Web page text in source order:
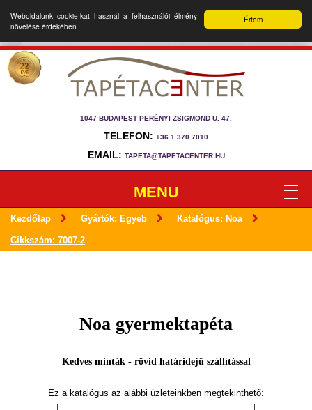
Értem
Weboldalunk cookie-kat használ a felhasználói élmény
növelése érdekében
1047 BUDAPEST PERÉNYI ZSIGMOND U. 47.
TELEFON: +36 1 370 7010
EMAIL: TAPETA@TAPETACENTER.HU
MENU
Kezdőlap Gyártók: Egyeb Katalógus: Noa
Cikkszám: 7007-2
Noa gyermektapéta
Kedves minták - rövid határidejű szállítással
Ez a katalógus az alábbi üzleteinkben megtekinthető: